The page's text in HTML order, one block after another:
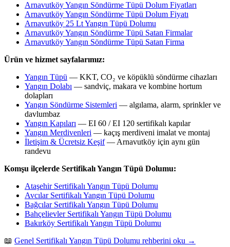
Arnavutköy Yangın Söndürme Tüpü Dolum Fiyatları
Arnavutköy Yangın Söndürme Tüpü Dolum Fiyatı
Arnavutköy 25 Lt Yangın Tüpü Dolumu
Arnavutköy Yangın Söndürme Tüpü Satan Firmalar
Arnavutköy Yangın Söndürme Tüpü Satan Firma
Ürün ve hizmet sayfalarımız:
Yangın Tüpü — KKT, CO₂ ve köpüklü söndürme cihazları
Yangın Dolabı — sandviç, makara ve kombine hortum
dolapları
Yangın Söndürme Sistemleri — algılama, alarm, sprinkler ve
davlumbaz
Yangın Kapıları — EI 60 / EI 120 sertifikalı kapılar
Yangın Merdivenleri — kaçış merdiveni imalat ve montaj
İletişim & Ücretsiz Keşif— Arnavutköy için aynı gün
randevu
Komşu ilçelerde Sertifikalı Yangın Tüpü Dolumu:
Ataşehir Sertifikalı Yangın Tüpü Dolumu
Avcılar Sertifikalı Yangın Tüpü Dolumu
Bağcılar Sertifikalı Yangın Tüpü Dolumu
Bahçelievler Sertifikalı Yangın Tüpü Dolumu
Bakırköy Sertifikalı Yangın Tüpü Dolumu
📖 Genel Sertifikalı Yangın Tüpü Dolumu rehberini oku →